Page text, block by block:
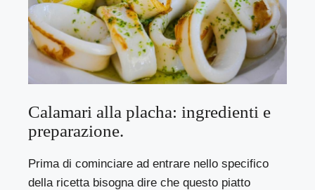
Calamari alla placha: ingredienti e
preparazione.
Prima di cominciare ad entrare nello specifico
della ricetta bisogna dire che questo piatto